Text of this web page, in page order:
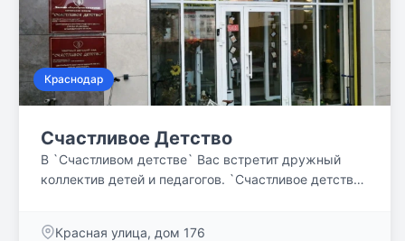
Краснодар
Счастливое Детство
В `Счастливом детстве` Вас встретит дружный
коллектив детей и педагогов. `Счастливое детство`
Красная улица, дом 176